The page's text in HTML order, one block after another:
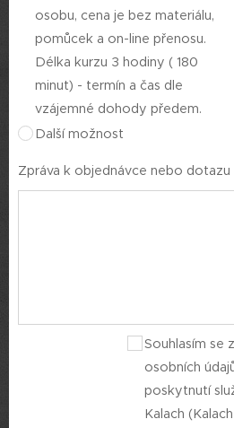
osobu, cena je bez materiálu,
pomůcek a on-line přenosu.
Délka kurzu 3 hodiny ( 180
minut) - termín a čas dle
vzájemné dohody předem.
Další možnost
Zpráva k objednávce nebo dotazu
Souhlasím se
osobních
poskytnutí
Kalach